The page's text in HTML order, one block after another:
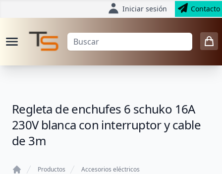
Iniciar sesión Contacto
Regleta de enchufes 6 schuko 16A
230V blanca con interruptor y cable
de 3m
Productos Accesorios eléctricos